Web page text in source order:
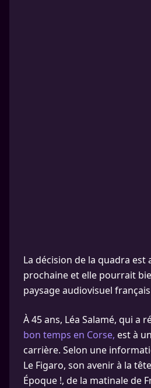
La décision de la quadra est
prochaine et elle pourrait
paysage audiovisuel
À 45 ans, Léa Salamé, qui a
bon temps en Corse, est à
carrière. Selon une
Le Figaro, son avenir à la
Époque !, de la matinale de